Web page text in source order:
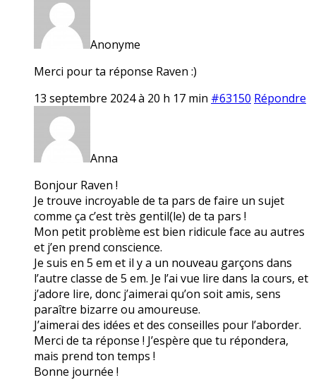
Anonyme
Merci pour ta réponse Raven :)
13 septembre 2024 à 20 h 17 min #63150 Répondre
Anna
Bonjour Raven !
Je trouve incroyable de ta pars de faire un sujet
comme ça c’est très gentil(le) de ta pars !
Mon petit problème est bien ridicule face au autres
et j’en prend conscience.
Je suis en 5 em et il y a un nouveau garçons dans
l’autre classe de 5 em. Je l’ai vue lire dans la cours, et
j’adore lire, donc j’aimerai qu’on soit amis, sens
paraître bizarre ou amoureuse.
J’aimerai des idées et des conseilles pour l’aborder.
Merci de ta réponse ! J’espère que tu répondera,
mais prend ton temps !
Bonne journée !